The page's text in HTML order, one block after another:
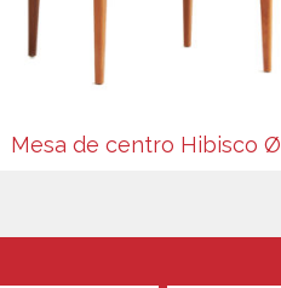
Mesa de centro Hibisco Ø